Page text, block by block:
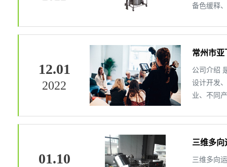
备色缓释
12.01
2022
常州市亚
公司介绍
设计开发
业、不同
01.10
三维多向
三维多向